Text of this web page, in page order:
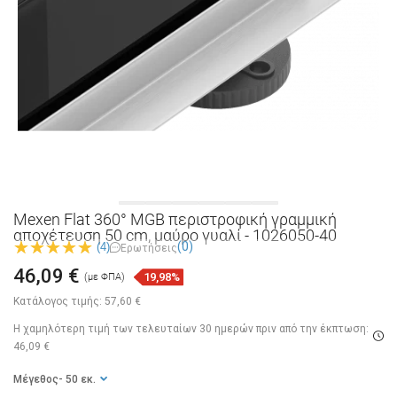
Mexen Flat 360° MGB περιστροφική γραμμική
αποχέτευση 50 cm, μαύρο γυαλί - 1026050-40
(4) Ερωτήσεις(0)
Κατάλογος τιμής: 57,60 €
46,09 € (με ΦΠΑ) 19,98%
Η χαμηλότερη τιμή των τελευταίων 30 ημερών πριν από την έκπτωση:
46,09 €
Μέγεθος - 50 εκ.